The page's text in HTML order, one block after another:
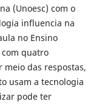
(Unoesc) com o
influencia na
no Ensino
quatro
meio das respostas,
usam a tecnologia
pode ter